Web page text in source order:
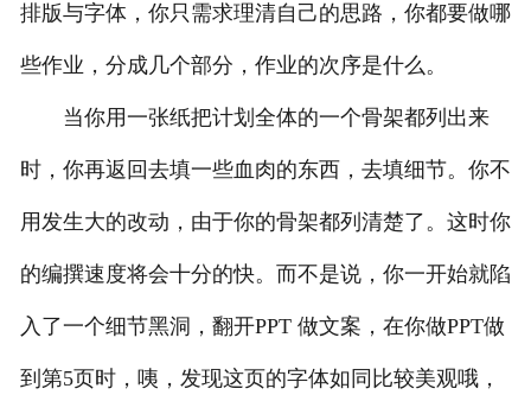
排版与字体，你只需求理清自己的思路，你都要做哪
些作业，分成几个部分，作业的次序是什么。
当你用一张纸把计划全体的一个骨架都列出来
时，你再返回去填一些血肉的东西，去填细节。你不
用发生大的改动，由于你的骨架都列清楚了。这时你
的编撰速度将会十分的快。而不是说，你一开始就陷
入了一个细节黑洞，翻开PPT 做文案，在你做PPT做
到第5页时，咦，发现这页的字体如同比较美观哦，